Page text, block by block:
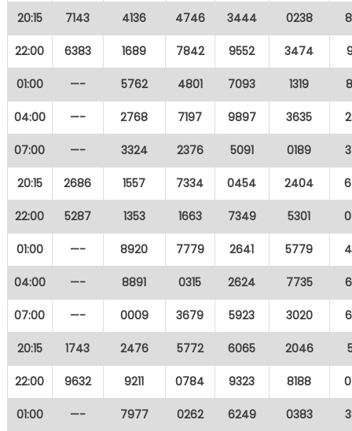
20:15 7143 4136 4746 3444 0238
22:00 6383 1689 7842 9552 3474
01:00 —- 5762 4801 7093 1319
04:00 —- 2768 7197 9897 3635
07:00 —- 3324 2376 5091 0189
20:15 2686 1557 7334 0454 2404
22:00 5287 1353 1663 7349 5301
01:00 —- 8920 7779 2641 5779
04:00 —- 8891 0315 2624 7735
07:00 —- 0009 3679 5923 3020
20:15 1743 2476 5772 6065 2046
22:00 9632 9211 0784 9323 8188
01:00 —- 7977 0262 6249 0383